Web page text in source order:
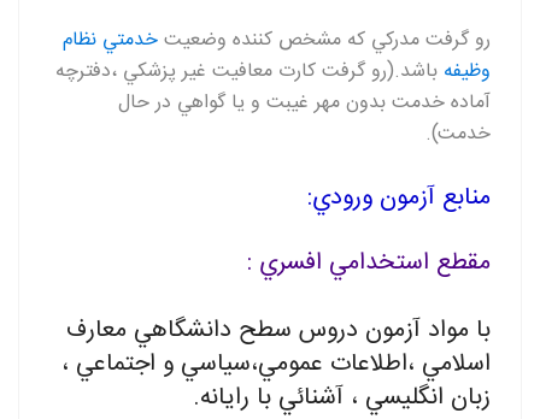
رو گرفت مدرکي که مشخص کننده وضعيتخدمتي نظام
وظيفه باشد.(رو گرفت کارت معافيت غير پزشکي ،دفترچه
آماده خدمت بدون مهر غيبت و يا گواهي در حال
خدمت).
منابع آزمون ورودي:
مقطع استخدامي افسري :
با مواد آزمون دروس سطح دانشگاهي معارف
اسلامي ،اطلاعات عمومي،سياسي و اجتماعي ،
زبان انگليسي ، آشنائي با رايانه.